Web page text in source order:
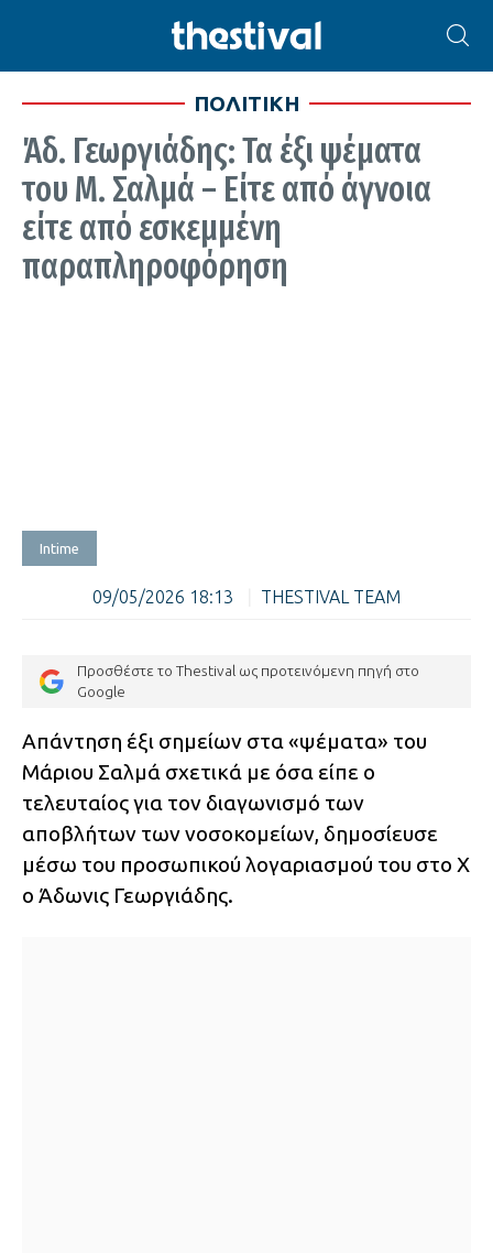
ΠΟΛΙΤΙΚΗ
Άδ. Γεωργιάδης: Τα έξι ψέματα
του Μ. Σαλμά – Είτε από άγνοια
είτε από εσκεμμένη
παραπληροφόρηση
Intime
09/05/2026 18:13 THESTIVAL TEAM
Προσθέστε το Thestival ως προτεινόμενη πηγή στο
Google
Απάντηση έξι σημείων στα «ψέματα» του
Μάριου Σαλμά σχετικά με όσα είπε ο
τελευταίος για τον διαγωνισμό των
αποβλήτων των νοσοκομείων, δημοσίευσε
μέσω του προσωπικού λογαριασμού του στο X
ο Άδωνις Γεωργιάδης.